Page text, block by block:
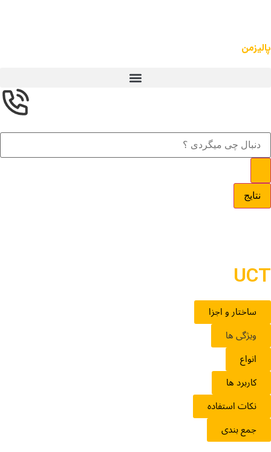
پالیزمن
نتایج
UCT
ساختار و اجزا
ویژگی ها
انواع
کاربرد ها
نکات استفاده
جمع بندی